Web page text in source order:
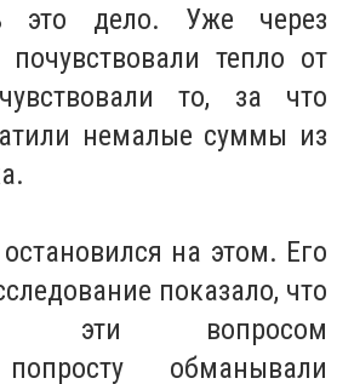
это дело. Уже через
тепло от
то, за что
немалые суммы из
на этом. Его
показало, что
эти вопросом
обманывали